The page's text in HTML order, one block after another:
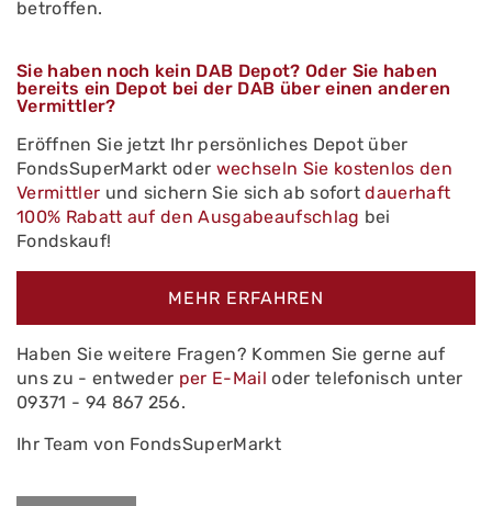
betroffen.
Sie haben noch kein DAB Depot? Oder Sie haben
bereits ein Depot bei der DAB über einen anderen
Vermittler?
Eröffnen Sie jetzt Ihr persönliches Depot über
FondsSuperMarkt oder wechseln Sie kostenlos den
Vermittler und sichern Sie sich ab sofortdauerhaft
100% Rabatt auf den Ausgabeaufschlag bei
Fondskauf!
MEHR ERFAHREN
Haben Sie weitere Fragen? Kommen Sie gerne auf
uns zu - entweder per E-Mail oder telefonisch unter
09371 - 94 867 256.
Ihr Team von FondsSuperMarkt